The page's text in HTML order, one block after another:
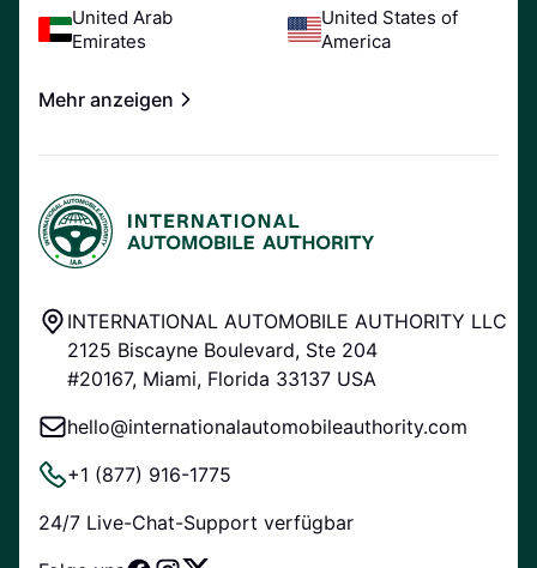
United Arab
Emirates
United States of
America
Mehr anzeigen
INTERNATIONAL AUTOMOBILE AUTHORITY LLC
2125 Biscayne Boulevard, Ste 204
#20167, Miami, Florida 33137 USA
hello@internationalautomobileauthority.com
+1 (877) 916-1775
24/7 Live-Chat-Support verfügbar